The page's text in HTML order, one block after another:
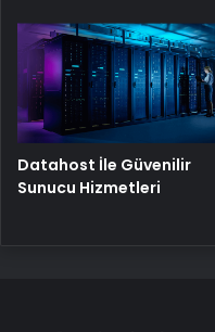
Datahost İle Güvenilir
Sunucu Hizmetleri